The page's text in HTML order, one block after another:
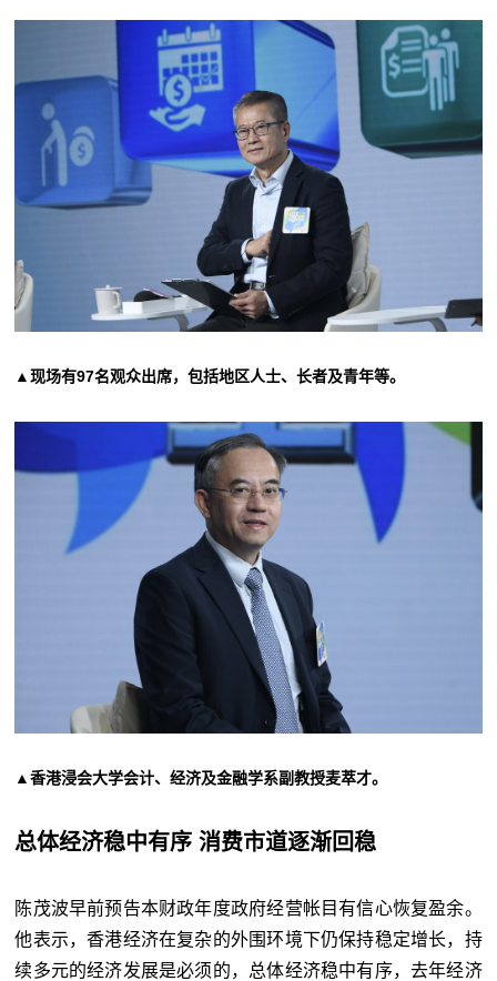
▲现场有97名观众出席，包括地区人士、长者及青年等。
▲香港浸会大学会计、经济及金融学系副教授麦萃才。
总体经济稳中有序 消费市道逐渐回稳
陈茂波早前预告本财政年度政府经营帐目有信心恢复盈余。
他表示，香港经济在复杂的外围环境下仍保持稳定增长，持
续多元的经济发展是必须的，总体经济稳中有序，去年经济